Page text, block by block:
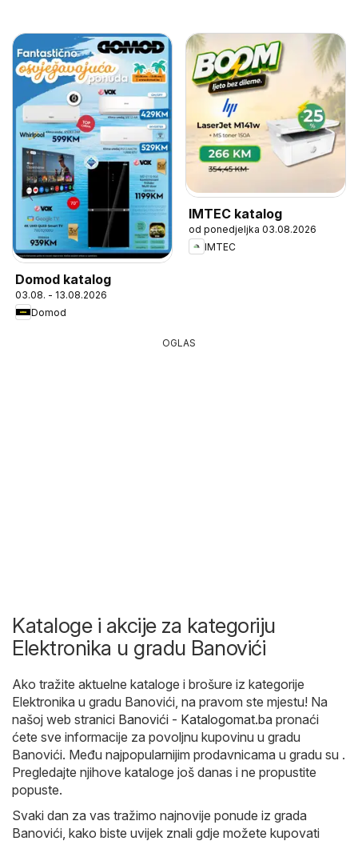
Domod katalog
03.08. - 13.08.2026
Domod
IMTEC katalog
od ponedjeljka 03.08.2026
IMTEC
OGLAS
Kataloge i akcije za kategoriju
Elektronika u gradu Banovići
Ako tražite aktuelne kataloge i brošure iz kategorije
Elektronika u gradu Banovići, na pravom ste mjestu! Na
našoj web stranici Banovići - Katalogomat.ba pronaći
ćete sve informacije za povoljnu kupovinu u gradu
Banovići. Među najpopularnijim prodavnicama u gradu su .
Pregledajte njihove kataloge još danas i ne propustite
popuste.
Svaki dan za vas tražimo najnovije ponude iz grada
Banovići, kako biste uvijek znali gdje možete kupovati